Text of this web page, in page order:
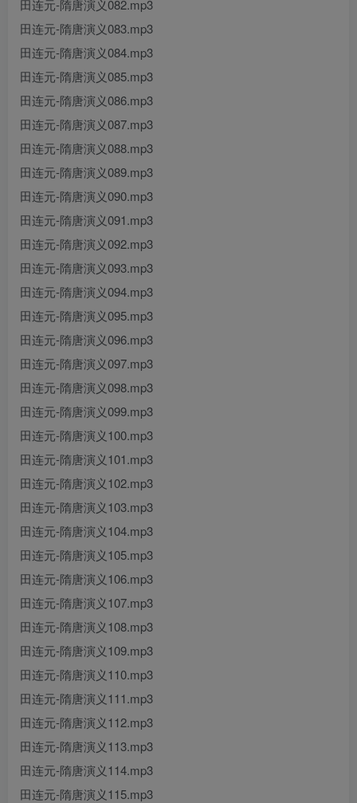
田连元-隋唐演义082.mp3
田连元-隋唐演义083.mp3
田连元-隋唐演义084.mp3
田连元-隋唐演义085.mp3
田连元-隋唐演义086.mp3
田连元-隋唐演义087.mp3
田连元-隋唐演义088.mp3
田连元-隋唐演义089.mp3
田连元-隋唐演义090.mp3
田连元-隋唐演义091.mp3
田连元-隋唐演义092.mp3
田连元-隋唐演义093.mp3
田连元-隋唐演义094.mp3
田连元-隋唐演义095.mp3
田连元-隋唐演义096.mp3
田连元-隋唐演义097.mp3
田连元-隋唐演义098.mp3
田连元-隋唐演义099.mp3
田连元-隋唐演义100.mp3
田连元-隋唐演义101.mp3
田连元-隋唐演义102.mp3
田连元-隋唐演义103.mp3
田连元-隋唐演义104.mp3
田连元-隋唐演义105.mp3
田连元-隋唐演义106.mp3
田连元-隋唐演义107.mp3
田连元-隋唐演义108.mp3
田连元-隋唐演义109.mp3
田连元-隋唐演义110.mp3
田连元-隋唐演义111.mp3
田连元-隋唐演义112.mp3
田连元-隋唐演义113.mp3
田连元-隋唐演义114.mp3
田连元-隋唐演义115.mp3